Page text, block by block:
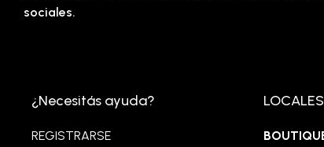
sociales.
¿Necesitás ayuda?
REGISTRARSE